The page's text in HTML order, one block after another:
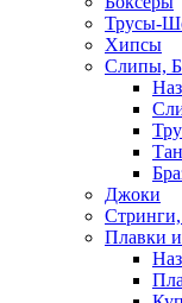
Трусы-
Хипсы
Слипы,
Джоки
Плавки